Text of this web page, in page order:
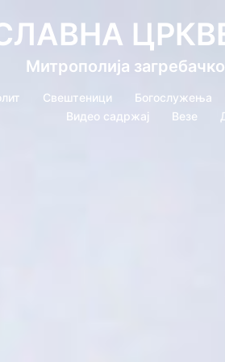
Митрополија
Свештеници Богослужења
Видео садржај
Везе